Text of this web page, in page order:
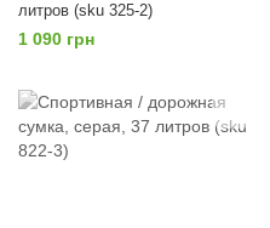
литров (sku 325-2)
1 090 грн